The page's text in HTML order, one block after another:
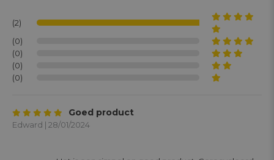
(2)
(0)
(0)
(0)
(0)
Goed product
Edward | 28/01/2024